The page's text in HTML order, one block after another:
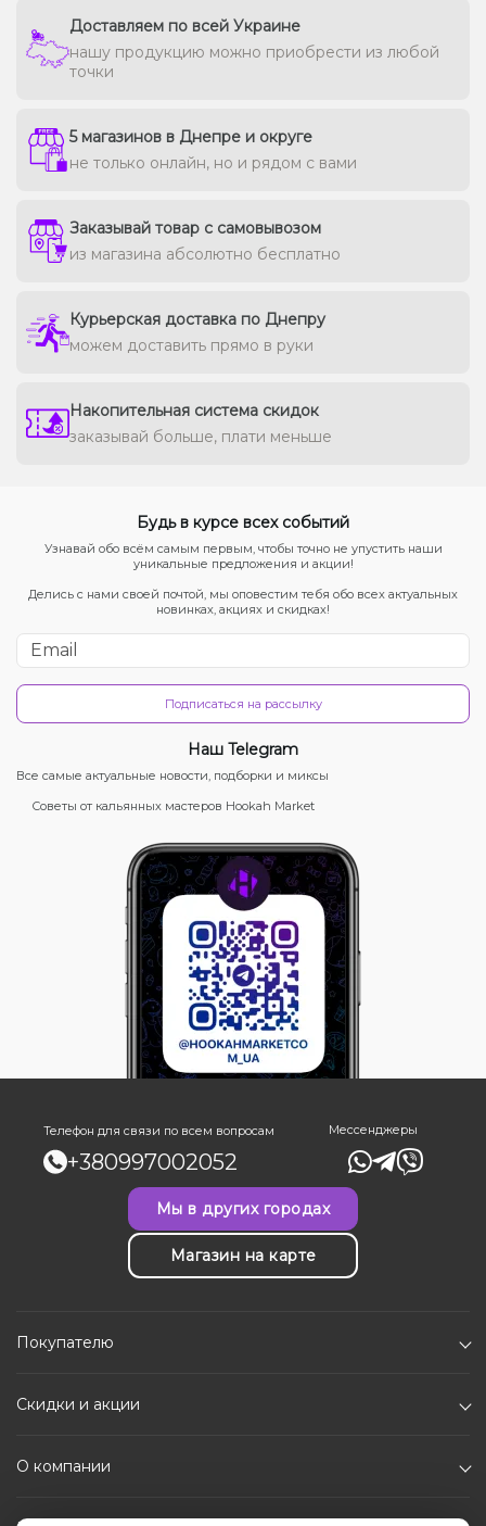
Доставляем по всей Украине
нашу продукцию можно приобрести из любой
точки
5 магазинов в Днепре и округе
не только онлайн, но и рядом с вами
Заказывай товар с самовывозом
из магазина абсолютно бесплатно
Курьерская доставка по Днепру
можем доставить прямо в руки
Накопительная система скидок
заказывай больше, плати меньше
Будь в курсе всех событий
Узнавай обо всём самым первым, чтобы точно не упустить наши
уникальные предложения и акции!
Делись с нами своей почтой, мы оповестим тебя обо всех актуальных
новинках, акциях и скидках!
Подписаться на рассылку
Наш Telegram
Все самые актуальные новости, подборки и миксы
Советы от кальянных мастеров Hookah Market
Телефон для связи по всем вопросам
+380997002052
Мессенджеры
Мы в других городах
Магазин на карте
Покупателю
Скидки и акции
О компании